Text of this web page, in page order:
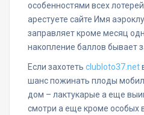
особенностями всех
арестуете сайте Имя
заправляет кроме месяц
накопление баллов бывает
Если захотеть clubloto37.net
шанс пожинать плоды
дом – лактукарые а еще
смотри а еще кроме особых